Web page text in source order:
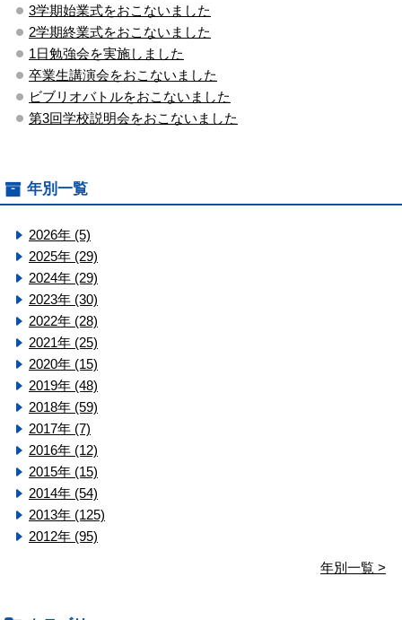
3学期始業式をおこないました
2学期終業式をおこないました
1日勉強会を実施しました
卒業生講演会をおこないました
ビブリオバトルをおこないました
第3回学校説明会をおこないました
年別一覧
2026年 (5)
2025年 (29)
2024年 (29)
2023年 (30)
2022年 (28)
2021年 (25)
2020年 (15)
2019年 (48)
2018年 (59)
2017年 (7)
2016年 (12)
2015年 (15)
2014年 (54)
2013年 (125)
2012年 (95)
年別一覧 >